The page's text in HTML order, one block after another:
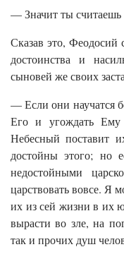
— Значит ты считаешь
Сказав это, Феодосий
достоинства и
сыновей же своих
— Если они научатся
Его и угождать Ему
Небесный поставит
достойны этого; но
недостойными
царствовать вовсе. Я
их из сей жизни в их
вырасти во зле, на
так и прочих душ